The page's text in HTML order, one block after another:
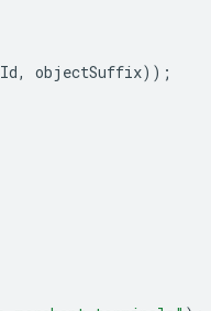
, objectSuffix));